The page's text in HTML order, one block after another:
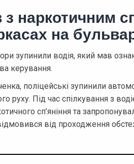
наркотичним
на
зупинили водія, який мав
керування.
поліцейські зупинили
руху. Під час спілкування з
сп’яніння та
від проходження